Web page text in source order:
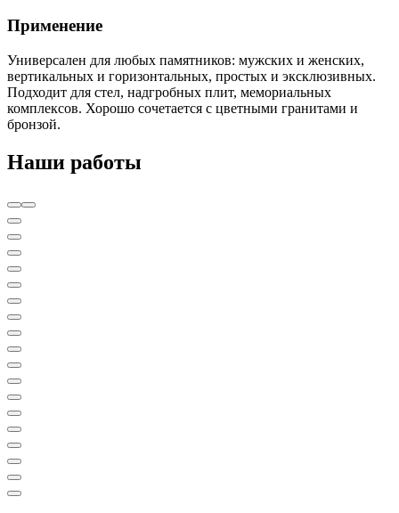
Применение
Универсален для любых памятников: мужских и женских,
вертикальных и горизонтальных, простых и эксклюзивных.
Подходит для стел, надгробных плит, мемориальных
комплексов. Хорошо сочетается с цветными гранитами и
бронзой.
Наши работы